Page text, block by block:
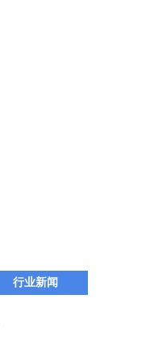
行业新闻